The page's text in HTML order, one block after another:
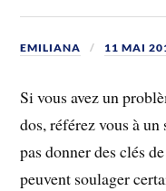
EMILIANA 11 MAI
Si vous avez un
dos, référez vous à
pas donner des clés
peuvent soulager